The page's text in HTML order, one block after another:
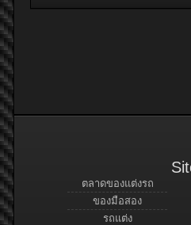
ตลาดของแต่งรถ
ของมือสอง
รถแต่ง